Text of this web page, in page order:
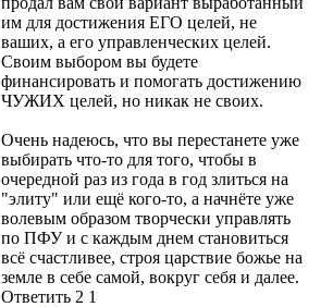
им для достижения ЕГО целей, не
ваших, а его управленческих целей.
Своим выбором вы будете
финансировать и помогать достижению
ЧУЖИХ целей, но никак не своих.
Очень надеюсь, что вы перестанете уже
выбирать что-то для того, чтобы в
очередной раз из года в год злиться на
"элиту" или ещё кого-то, а начнёте уже
волевым образом творчески управлять
по ПФУ и с каждым днем становиться
всё счастливее, строя царствие божье на
земле в себе самой, вокруг себя и далее.
Ответить 2 1